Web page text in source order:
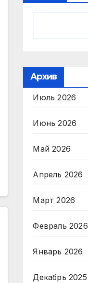
Архив
Июль 2026
Июнь 2026
Май 2026
Апрель 2026
Март 2026
Февраль 2026
Январь 2026
Декабрь 2025